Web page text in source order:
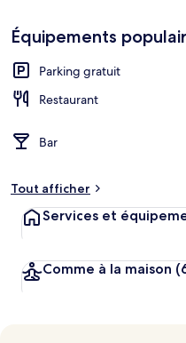
Équipements
Parking gratuit
Restaurant
Bar
Tout afficher
Services et
Comme à la maison